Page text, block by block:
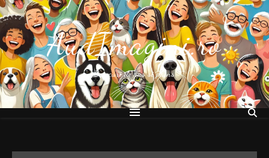
AudImagini.ro
Bancuri de ras si plans